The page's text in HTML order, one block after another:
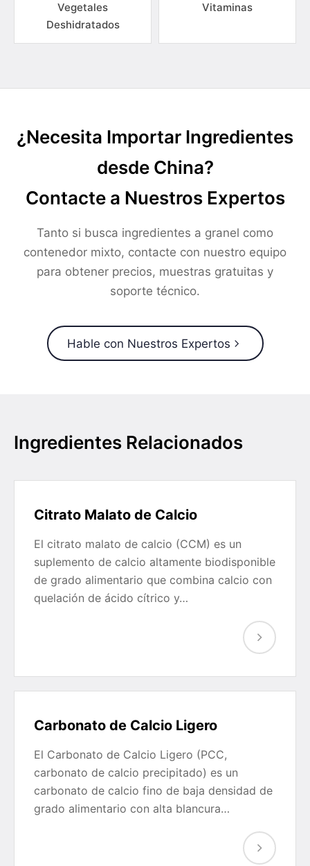
Vegetales
Deshidratados
Vitaminas
¿Necesita Importar Ingredientes
desde China?
Contacte a Nuestros Expertos
Tanto si busca ingredientes a granel como
contenedor mixto, contacte con nuestro equipo
para obtener precios, muestras gratuitas y
soporte técnico.
Hable con Nuestros Expertos
Ingredientes Relacionados
Citrato Malato de Calcio
El citrato malato de calcio (CCM) es un
suplemento de calcio altamente biodisponible
de grado alimentario que combina calcio con
quelación de ácido cítrico y…
Carbonato de Calcio Ligero
El Carbonato de Calcio Ligero (PCC,
carbonato de calcio precipitado) es un
carbonato de calcio fino de baja densidad de
grado alimentario con alta blancura…